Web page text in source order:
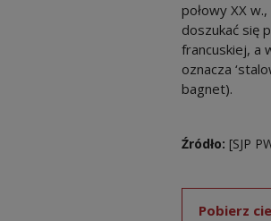
połowy XX
doszukać się
francuskiej, a
oznacza
bagnet).
Źródło: [SJP
Pobierz